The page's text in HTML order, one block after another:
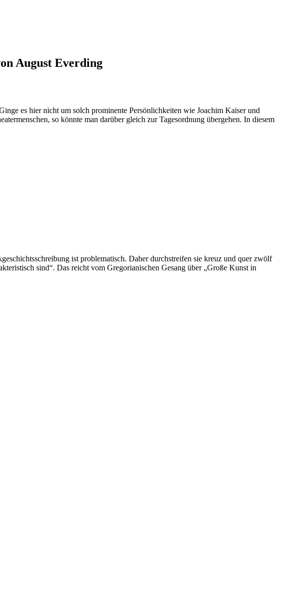
August Everding
es hier nicht um solch prominente Persönlichkeiten wie Joachim Kaiser und
so könnte man darüber gleich zur Tagesordnung übergehen. In diesem
ist problematisch. Daher durchstreifen sie kreuz und quer zwölf
sind“. Das reicht vom Gregorianischen Gesang über „Große Kunst in